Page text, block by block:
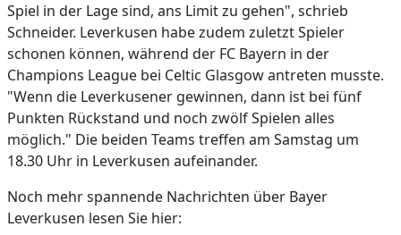
Spiel in der Lage sind, ans Limit zu gehen", schrieb
Schneider. Leverkusen habe zudem zuletzt Spieler
schonen können, während der FC Bayern in der
Champions League bei Celtic Glasgow antreten musste.
"Wenn die Leverkusener gewinnen, dann ist bei fünf
Punkten Rückstand und noch zwölf Spielen alles
möglich." Die beiden Teams treffen am Samstag um
18.30 Uhr in Leverkusen aufeinander.
Noch mehr spannende Nachrichten über Bayer
Leverkusen lesen Sie hier: